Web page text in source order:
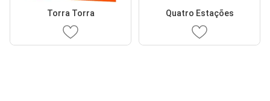
Torra Torra Quatro Estações